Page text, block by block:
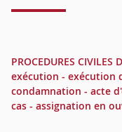
PROCEDURES
exécution - exécution
condamnation - acte
cas - assignation en